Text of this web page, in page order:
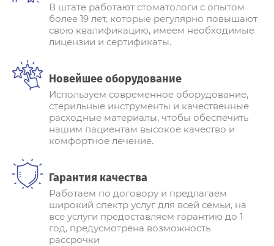
В штате работают стоматологи с опытом
более 19 лет, которые регулярно повышают
свою квалификацию, имеем необходимые
лицензии и сертификаты.
Новейшее оборудование
Используем современное оборудование,
стерильные инструменты и качественные
расходные материалы, чтобы обеспечить
нашим пациентам высокое качество и
комфортное лечение.
Гарантия качества
Работаем по договору и предлагаем
широкий спектр услуг для всей семьи, на
все услуги предоставляем гарантию до 1
год, предусмотрена возможность
рассрочки